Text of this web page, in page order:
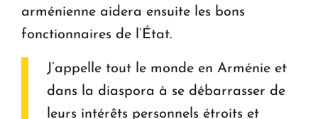
arménienne aidera ensuite les bons
fonctionnaires de l’État.
J’appelle tout le monde en Arménie et
dans la diaspora à se débarrasser de
leurs intérêts personnels étroits et